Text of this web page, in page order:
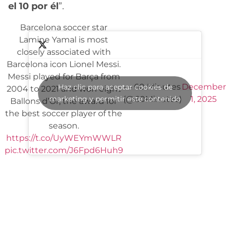
el 10 por él”.
Barcelona soccer star
Lamine Yamal is most
closely associated with
Barcelona icon Lionel Messi.
Messi played for Barça from
2004 to 2021 and won eight
Ballons d’Or, the award for
the best soccer player of the
season.
https://t.co/UyWEYmWWLR
pic.twitter.com/J6Fpd6Huh9
— 60 Minutes
(@60Minutes)
December
1, 2025
Haz clic para aceptar cookies de
marketing y permitir este contenido